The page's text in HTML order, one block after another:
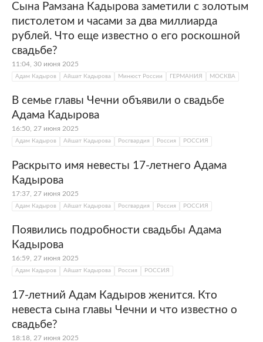
Сына Рамзана Кадырова заметили с золотым
пистолетом и часами за два миллиарда
рублей. Что еще известно о его роскошной
свадьбе?
11:04, 30 июня 2025
Адам Кадыров Айшат Кадырова Минюст России ГЕРМАНИЯ МОСКВА
В семье главы Чечни объявили о свадьбе
Адама Кадырова
16:50, 27 июня 2025
Адам Кадыров Айшат Кадырова Росгвардия Россия РОССИЯ
Раскрыто имя невесты 17-летнего Адама
Кадырова
17:37, 27 июня 2025
Адам Кадыров Айшат Кадырова Росгвардия Россия РОССИЯ
Появились подробности свадьбы Адама
Кадырова
16:59, 27 июня 2025
Адам Кадыров Айшат Кадырова Россия РОССИЯ
17-летний Адам Кадыров женится. Кто
невеста сына главы Чечни и что известно о
свадьбе?
18:18, 27 июня 2025